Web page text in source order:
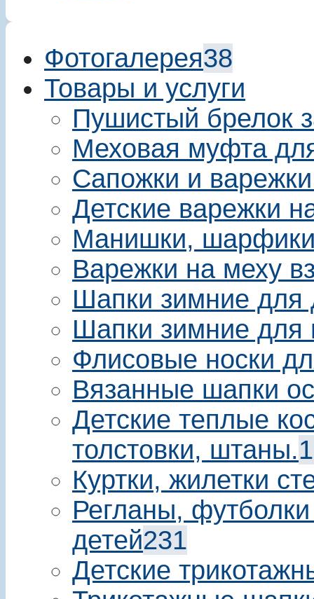
Фотогалерея38
Товары и услуги
Пушистый брелок
Меховая муфта
Сапожки и
Детские варежки
Манишки,
Варежки на меху
Шапки зимние для
Шапки зимние для
Флисовые носки
Вязанные шапки
Детские теплые
толстовки, штаны.
Куртки, жилетки
Регланы,
детей231
Детские